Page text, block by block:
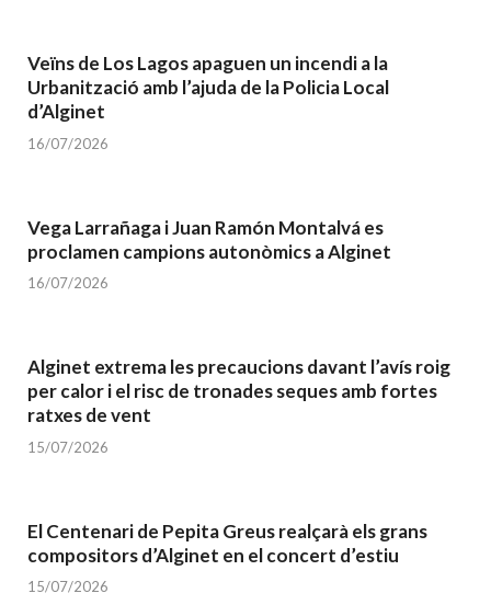
Veïns de Los Lagos apaguen un incendi a la
Urbanització amb l’ajuda de la Policia Local
d’Alginet
16/07/2026
Vega Larrañaga i Juan Ramón Montalvá es
proclamen campions autonòmics a Alginet
16/07/2026
Alginet extrema les precaucions davant l’avís roig
per calor i el risc de tronades seques amb fortes
ratxes de vent
15/07/2026
El Centenari de Pepita Greus realçarà els grans
compositors d’Alginet en el concert d’estiu
15/07/2026